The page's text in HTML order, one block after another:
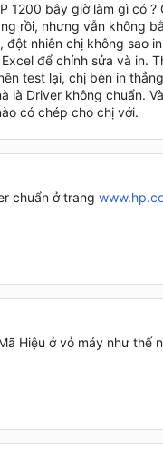
1200 bây giờ làm gì có ?
rồi, nhưng vẫn không
đột nhiên chị không sao
để chỉnh sửa và in.
test lại, chị bèn in
là Driver không chuẩn.
có chép cho chị với.
chuẩn ở trang
Hiệu ở vỏ máy như thế